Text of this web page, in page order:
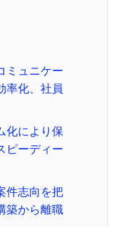
ミュニケー
率化、社員
化により保
ピーディー
件志向を把
築から離職